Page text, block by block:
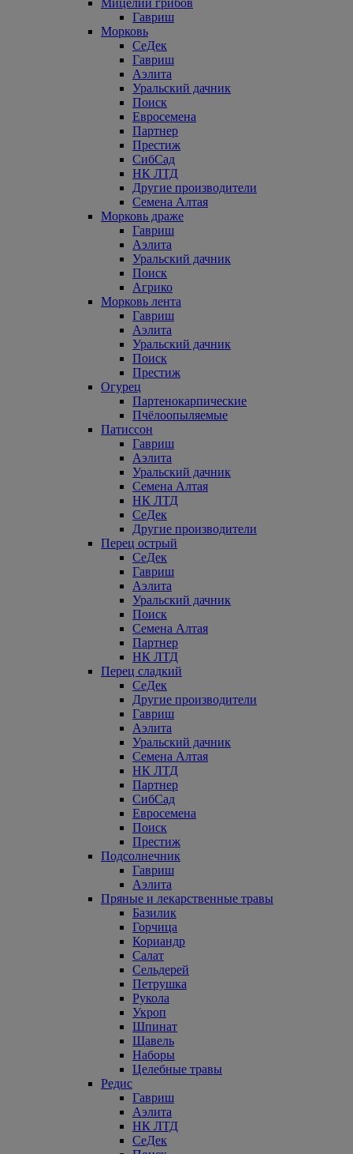
Мицелий грибов
Гавриш
Морковь
СеДек
Гавриш
Аэлита
Уральский дачник
Поиск
Евросемена
Партнер
Престиж
СибСад
НК ЛТД
Другие производители
Семена Алтая
Морковь драже
Гавриш
Аэлита
Уральский дачник
Поиск
Агрико
Морковь лента
Гавриш
Аэлита
Уральский дачник
Поиск
Престиж
Огурец
Партенокарпические
Пчёлоопыляемые
Патиссон
Гавриш
Аэлита
Уральский дачник
Семена Алтая
НК ЛТД
СеДек
Другие производители
Перец острый
СеДек
Гавриш
Аэлита
Уральский дачник
Поиск
Семена Алтая
Партнер
НК ЛТД
Перец сладкий
СеДек
Другие производители
Гавриш
Аэлита
Уральский дачник
Семена Алтая
НК ЛТД
Партнер
СибСад
Евросемена
Поиск
Престиж
Подсолнечник
Гавриш
Аэлита
Пряные и лекарственные травы
Базилик
Горчица
Кориандр
Салат
Сельдерей
Петрушка
Рукола
Укроп
Шпинат
Щавель
Наборы
Целебные травы
Редис
Гавриш
Аэлита
НК ЛТД
СеДек